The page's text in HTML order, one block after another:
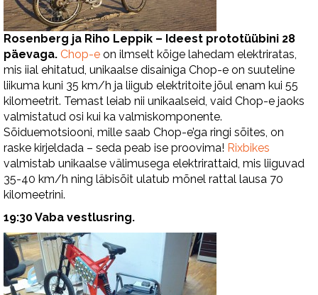
Rosenberg ja Riho Leppik – Ideest prototüübini 28
päevaga. Chop-e on ilmselt kõige lahedam elektriratas,
mis iial ehitatud, unikaalse disainiga Chop-e on suuteline
liikuma kuni 35 km/h ja liigub elektritoite jõul enam kui 55
kilomeetrit. Temast leiab nii unikaalseid, vaid Chop-e jaoks
valmistatud osi kui ka valmiskomponente.
Sõiduemotsiooni, mille saab Chop-e’ga ringi sõites, on
raske kirjeldada – seda peab ise proovima! Rixbikes
valmistab unikaalse välimusega elektrirattaid, mis liiguvad
35-40 km/h ning läbisõit ulatub mõnel rattal lausa 70
kilomeetrini.
19:30 Vaba vestlusring.